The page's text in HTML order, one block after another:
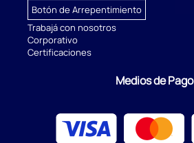
Botón de Arrepentimiento
Trabajá con nosotros
Corporativo
Certificaciones
Medios de Pago